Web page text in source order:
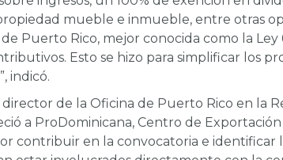
mueble e inmueble, entre otras
Puerto Rico, mejor conocida como la Ley
Esto se hizo para simplificar los
indicó.
de la Oficina de Puerto Rico en la
a ProDominicana, Centro de
contribuir en la convocatoria e identificar